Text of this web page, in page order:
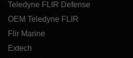
Teledyne FLIR Defense
OEM Teledyne FLIR
Flir Marine
Extech